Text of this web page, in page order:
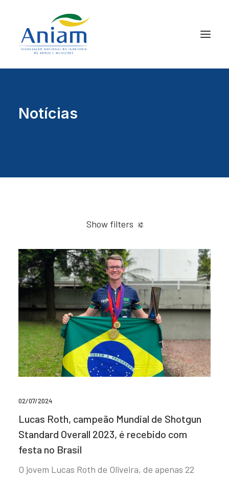
Notícias
Show filters
02/07/2024
Lucas Roth, campeão Mundial de Shotgun
Standard Overall 2023, é recebido com
festa no Brasil
O jovem Lucas Roth de Oliveira, de apenas 22